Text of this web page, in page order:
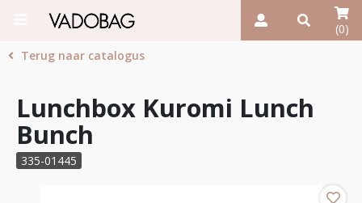
(0)
Terug naar catalogus
Lunchbox Kuromi Lunch
Bunch
335-01445